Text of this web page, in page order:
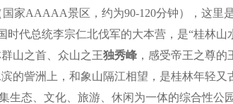
国家AAAAA景区，约为90-120分钟），这里
代总统李宗仁北伐军的大本营，是“桂林山
山之首、众山之王独秀峰 ，感受帝王之尊
的訾洲上，和象山隔江相望，是桂林年轻又
态、文化、旅游、休闲为一体的综合性公园